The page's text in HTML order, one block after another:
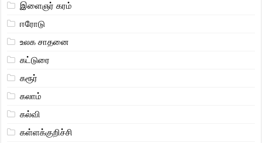
இளைஞர் கரம்
ஈரோடு
உலக சாதனை
கட்டுரை
கரூர்
கலாம்
கல்வி
கள்ளக்குறிச்சி